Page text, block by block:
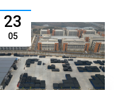
23
05